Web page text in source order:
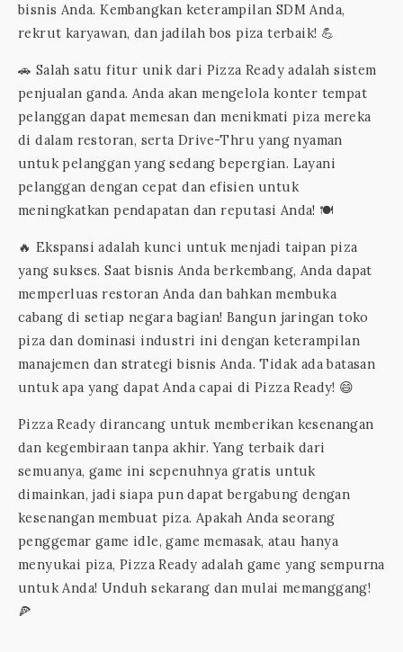
bisnis Anda. Kembangkan keterampilan SDM Anda,
rekrut karyawan, dan jadilah bos piza terbaik! 💪
🚗 Salah satu fitur unik dari Pizza Ready adalah sistem
penjualan ganda. Anda akan mengelola konter tempat
pelanggan dapat memesan dan menikmati piza mereka
di dalam restoran, serta Drive-Thru yang nyaman
untuk pelanggan yang sedang bepergian. Layani
pelanggan dengan cepat dan efisien untuk
meningkatkan pendapatan dan reputasi Anda! 🍽️
🔥 Ekspansi adalah kunci untuk menjadi taipan piza
yang sukses. Saat bisnis Anda berkembang, Anda dapat
memperluas restoran Anda dan bahkan membuka
cabang di setiap negara bagian! Bangun jaringan toko
piza dan dominasi industri ini dengan keterampilan
manajemen dan strategi bisnis Anda. Tidak ada batasan
untuk apa yang dapat Anda capai di Pizza Ready! 😄
Pizza Ready dirancang untuk memberikan kesenangan
dan kegembiraan tanpa akhir. Yang terbaik dari
semuanya, game ini sepenuhnya gratis untuk
dimainkan, jadi siapa pun dapat bergabung dengan
kesenangan membuat piza. Apakah Anda seorang
penggemar game idle, game memasak, atau hanya
menyukai piza, Pizza Ready adalah game yang sempurna
untuk Anda! Unduh sekarang dan mulai memanggang!
🍕